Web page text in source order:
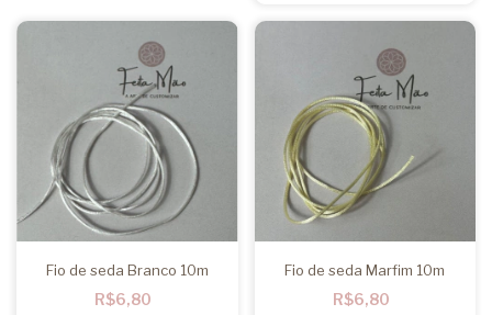
Fio de seda Branco 10m
R$6,80
Fio de seda Marfim 10m
R$6,80